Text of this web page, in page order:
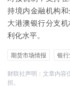
持境内金融机构
大港澳银行分支
利化水平。
期货市场情报 银
财联社声明：文章内容
担。